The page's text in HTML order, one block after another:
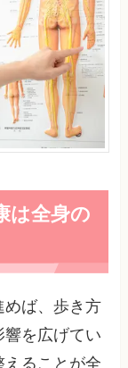
全身の
めば、歩き方
を広げてい
えることが全